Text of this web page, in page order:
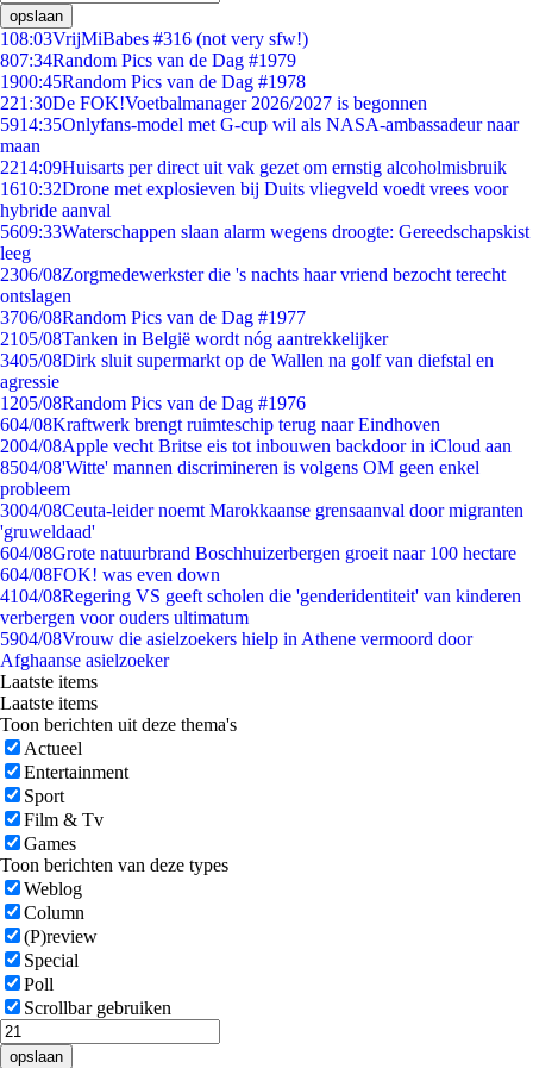
opslaan
108:03VrijMiBabes #316 (not very sfw!)
807:34Random Pics van de Dag #1979
1900:45Random Pics van de Dag #1978
221:30De FOK!Voetbalmanager 2026/2027 is begonnen
5914:35Onlyfans-model met G-cup wil als NASA-ambassadeur naar
maan
2214:09Huisarts per direct uit vak gezet om ernstig alcoholmisbruik
1610:32Drone met explosieven bij Duits vliegveld voedt vrees voor
hybride aanval
5609:33Waterschappen slaan alarm wegens droogte: Gereedschapskist
leeg
2306/08Zorgmedewerkster die 's nachts haar vriend bezocht terecht
ontslagen
3706/08Random Pics van de Dag #1977
2105/08Tanken in België wordt nóg aantrekkelijker
3405/08Dirk sluit supermarkt op de Wallen na golf van diefstal en
agressie
1205/08Random Pics van de Dag #1976
604/08Kraftwerk brengt ruimteschip terug naar Eindhoven
2004/08Apple vecht Britse eis tot inbouwen backdoor in iCloud aan
8504/08'Witte' mannen discrimineren is volgens OM geen enkel
probleem
3004/08Ceuta-leider noemt Marokkaanse grensaanval door migranten
'gruweldaad'
604/08Grote natuurbrand Boschhuizerbergen groeit naar 100 hectare
604/08FOK! was even down
4104/08Regering VS geeft scholen die 'genderidentiteit' van kinderen
verbergen voor ouders ultimatum
5904/08Vrouw die asielzoekers hielp in Athene vermoord door
Afghaanse asielzoeker
Laatste items
Laatste items
Toon berichten uit deze thema's
Actueel
Entertainment
Sport
Film & Tv
Games
Toon berichten van deze types
Weblog
Column
(P)review
Special
Poll
Scrollbar gebruiken
opslaan